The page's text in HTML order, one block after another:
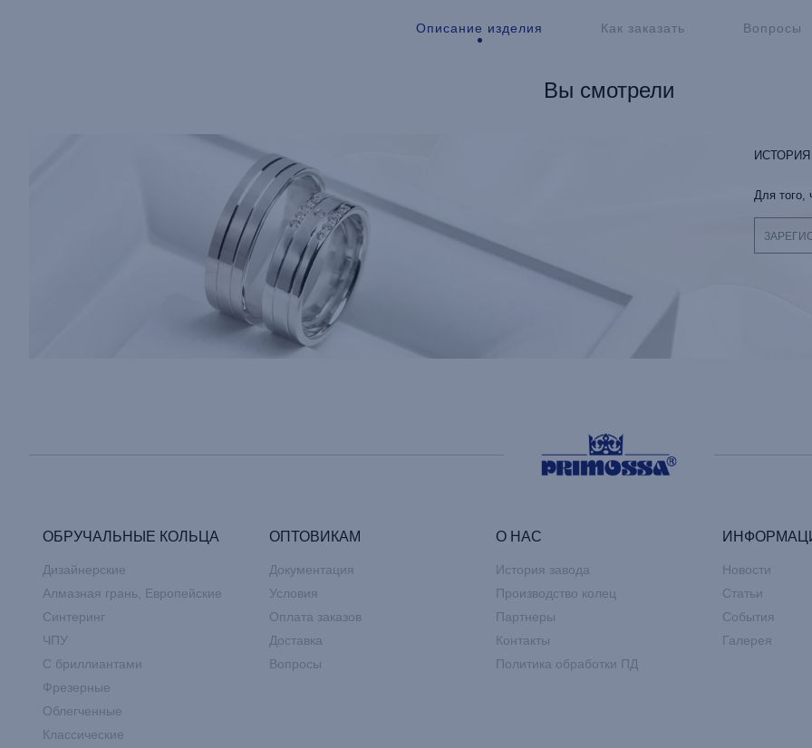
Описание изделия Как заказать Вопросы
Вы смотрели
Для того,
ОБРУЧАЛЬНЫЕ КОЛЬЦА
Дизайнерские
Алмазная грань, Европейские
Синтеринг
ЧПУ
С бриллиантами
Фрезерные
Облегченные
Классические
ОПТОВИКАМ
Документация
Условия
Оплата заказов
Доставка
Вопросы
О НАС
История завода
Производство колец
Партнеры
Контакты
Политика обработки ПД
Новости
Статьи
События
Галерея